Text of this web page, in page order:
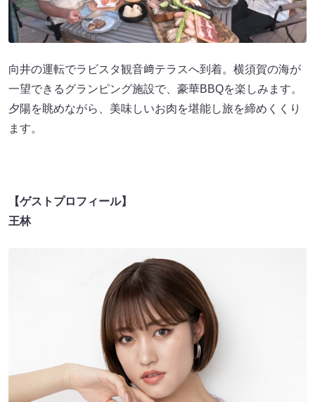
向井の運転でラビスタ観音﨑テラスへ到着。横須賀の海が
一望できるグランピング施設で、豪華BBQを楽しみます。
夕陽を眺めながら、美味しいお肉を堪能し旅を締めくくり
ます。
【ゲストプロフィール】
王林